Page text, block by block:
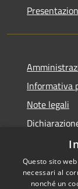
Informativa
Note legali
Questo sito
necessari al
nonché un